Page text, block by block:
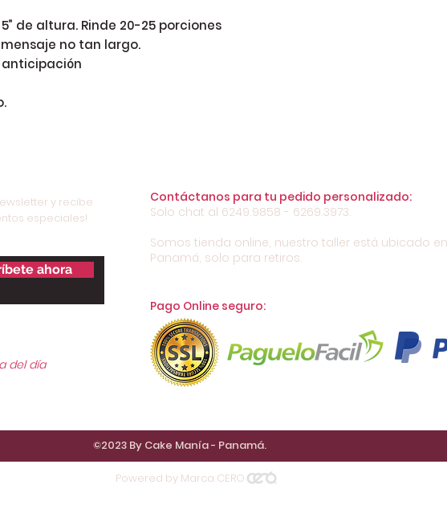
de altura. Rinde 20-25 porciones
no tan largo.
y recibe
especiales!
ahora
del día
Contáctanos para tu pedido personalizado:
Solo chat al 6249.9858 - 6269.3973.
Somos tienda online, nuestro taller está ubicado
Panamá, solo para retiros.
Pago Online seguro:
©2023 By Cake Manía - Panamá.
Powered by Marca CERO